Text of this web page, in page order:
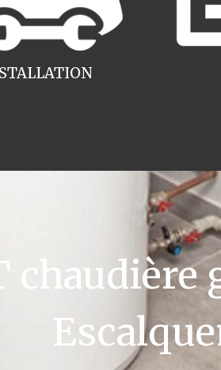
chaudière